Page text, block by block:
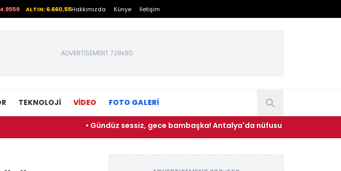
ALTIN: 6.660,55Hakkımızda Künye İletişim
ADVERTISEMENT 728x90
TEKNOLOJI VİDEO FOTO GALERİ
• Gündüz sessiz, gece bambaşka! Antalya'da nüfusu saatler içinde 100